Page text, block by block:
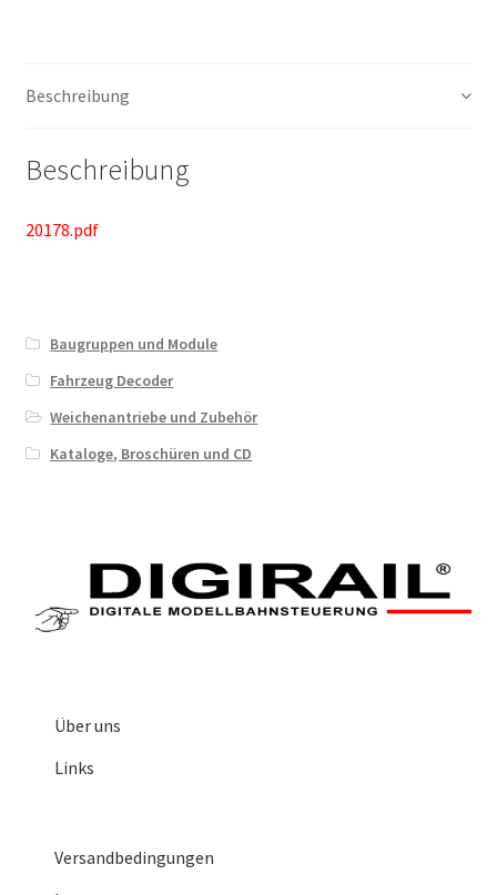
Beschreibung
Beschreibung
20178.pdf
Baugruppen und Module
Fahrzeug Decoder
Weichenantriebe und Zubehör
Kataloge, Broschüren und CD
Über uns
Links
Versandbedingungen